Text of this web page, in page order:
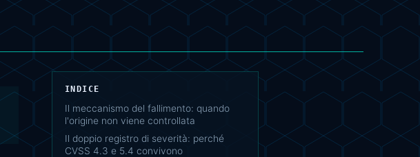
INDICE
Il meccanismo del fallimento: quando
l'origine non viene controllata
Il doppio registro di severità: perché
CVSS 4.3 e 5.4 convivono